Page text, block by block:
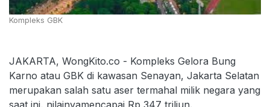
Kompleks GBK
JAKARTA, WongKito.co - Kompleks Gelora Bung
Karno atau GBK di kawasan Senayan, Jakarta Selatan
merupakan salah satu aser termahal milik negara yang